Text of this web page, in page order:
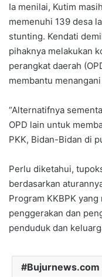
Ia menilai, Kutim
memenuhi 139 desa
stunting. Kendati
pihaknya melakukan
perangkat daerah
membantu
“Alternatifnya
OPD lain untuk
PKK, Bidan-Bidan di
Perlu diketahui,
berdasarkan
Program KKBPK
penggerakan dan
penduduk dan
Bujurnews.com